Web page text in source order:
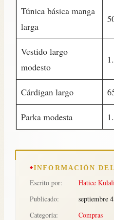
Túnica básica manga
larga
Vestido largo
modesto
Cárdigan largo
Parka modesta
INFORMACIÓN
Escrito por:
Hatice
Publicado:
septiembre
Categoría:
Compras